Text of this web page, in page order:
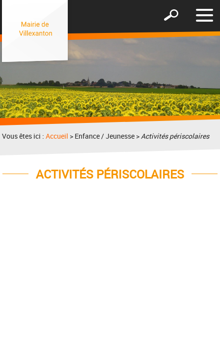
le
Afficher
formulaire
Vous êtes ici :Accueil > Enfance / Jeunesse >Activités périscolaires
ACTIVITÉS PÉRISCOLAIRES